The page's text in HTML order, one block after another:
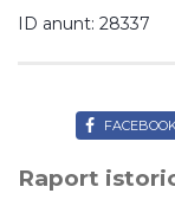
ID anunt: 28337
Raport